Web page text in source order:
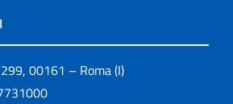
00161 – Roma (I)